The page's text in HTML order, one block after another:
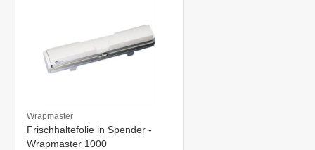
Wrapmaster
Frischhaltefolie in Spender -
Wrapmaster 1000